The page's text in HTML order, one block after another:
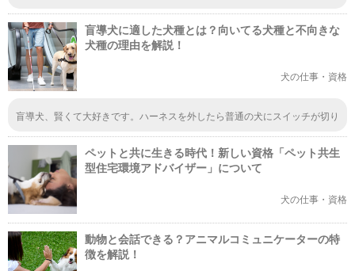
イラが静まりそうです。動物と触れ合うと心が落ち着く、これって不思議で
すよね？
盲導犬に適した犬種とは？向いてる犬種と不向きな
犬種の理由を解説！
犬の仕事・資格
盲導犬、賢くて大好きです。ハーネスを外したら普通の犬にスイッチが切り
主人を庇い、３本足に。シェパードでしたね。 今ではレトリバーしか見な
いです。 街で見かけると「賢いねー、可愛いねー」と触りに行きたいので
すが、ハーネス付けてる間はお仕事中、触るのはご法度、そっと見守ってい
ます
ペットと共に生きる時代！新しい資格「ペット共生
型住宅環境アドバイザー」について
犬の仕事・資格
動物と会話できる？アニマルコミュニケーターの特
徴を解説！